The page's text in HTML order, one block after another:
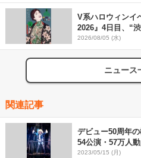
V系ハロウィンイ
2026』4日目、“
組を発表
2026/08/05 (水)
ニュース
関連記事
デビュー50周年
54公演・57万人
アリーナMMで開幕
2023/05/15 (月)